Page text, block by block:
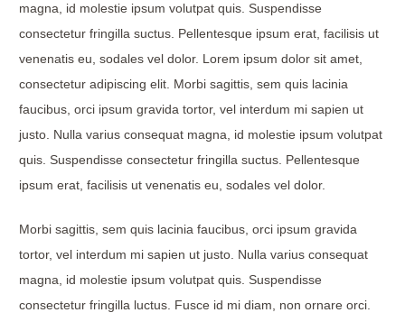
magna, id molestie ipsum volutpat quis. Suspendisse
consectetur fringilla suctus. Pellentesque ipsum erat, facilisis ut
venenatis eu, sodales vel dolor. Lorem ipsum dolor sit amet,
consectetur adipiscing elit. Morbi sagittis, sem quis lacinia
faucibus, orci ipsum gravida tortor, vel interdum mi sapien ut
justo. Nulla varius consequat magna, id molestie ipsum volutpat
quis. Suspendisse consectetur fringilla suctus. Pellentesque
ipsum erat, facilisis ut venenatis eu, sodales vel dolor.
Morbi sagittis, sem quis lacinia faucibus, orci ipsum gravida
tortor, vel interdum mi sapien ut justo. Nulla varius consequat
magna, id molestie ipsum volutpat quis. Suspendisse
consectetur fringilla luctus. Fusce id mi diam, non ornare orci.